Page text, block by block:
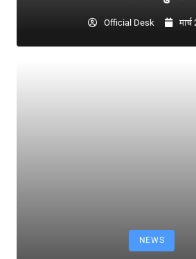
Official Desk
NEWS